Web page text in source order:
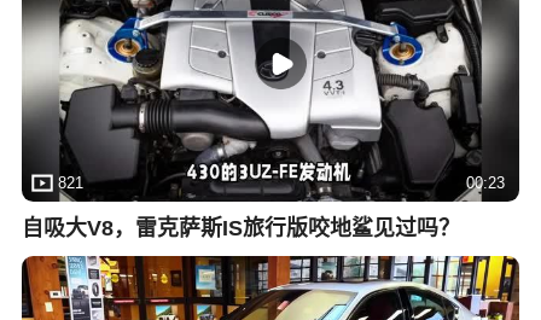
821 00:23
自吸大V8，雷克萨斯IS旅行版咬地鲨见过吗？